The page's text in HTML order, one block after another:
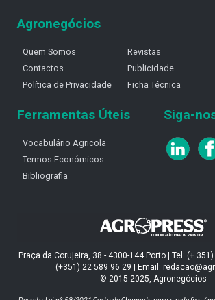
Agronegócios
Quem Somos
Contactos
Política de Privacidade
Revistas
Publicidade
Ficha Técnica
Ferramentas Úteis
Vocabulário Agricola
Termos Económicos
Bibliografia
Siga-
Praça da Corujeira, 38 - 4300-144 Porto | Tel: (+
(+351) 22 589 96 29 | Email:
© 2015-2025, Agronegócios